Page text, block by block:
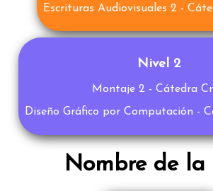
Escrituras Audiovisuales 2 -
Nivel 2
Montaje 2 - Cátedra
Diseño Gráfico por Computación -
Nombre de la